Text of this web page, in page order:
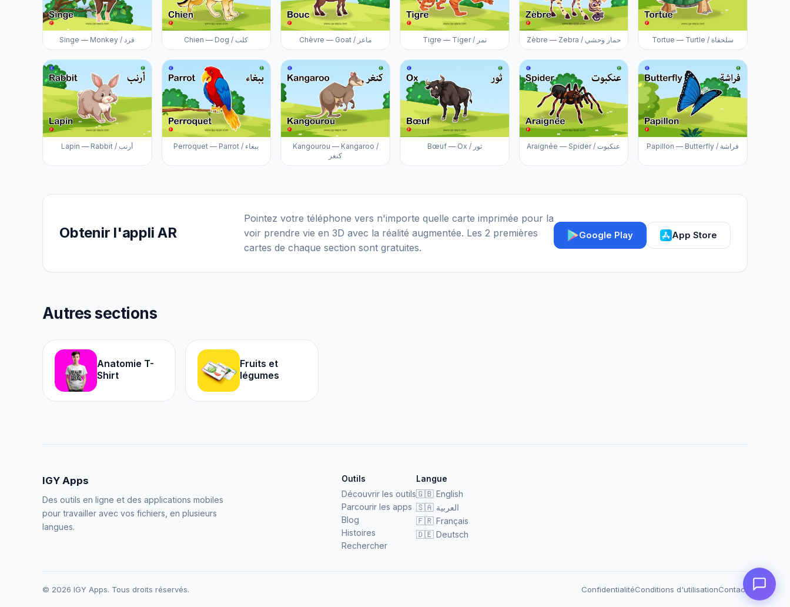
Singe — Monkey / قرد Chien — Dog / كلب Chèvre — Goat / ماعز Tigre — Tiger / نمر Zèbre — Zebra / حمار وحشي Tortue — Turtle / سلحفاة
Lapin — Rabbit / أرنب Perroquet — Parrot / ببغاء
Kangourou — Kangaroo /
كنغر
Bœuf — Ox / ثور Araignée — Spider / عنكبوت Papillon — Butterfly / فراشة
Obtenir l'appli AR
Pointez votre téléphone vers n'importe quelle carte imprimée pour la
voir prendre vie en 3D avec la réalité augmentée. Les 2 premières
cartes de chaque section sont gratuites.
Google Play App Store
Autres sections
Anatomie T-
Shirt
Fruits et
légumes
IGY Apps
Des outils en ligne et des applications mobiles
pour travailler avec vos fichiers, en plusieurs
langues.
Outils
Découvrir les outils
Parcourir les apps
Blog
Histoires
Rechercher
Langue
🇬🇧 English
🇸🇦 العربية
🇫🇷 Français
🇩🇪 Deutsch
© 2026 IGY Apps. Tous droits réservés. ConfidentialitéConditions d'utilisationContact